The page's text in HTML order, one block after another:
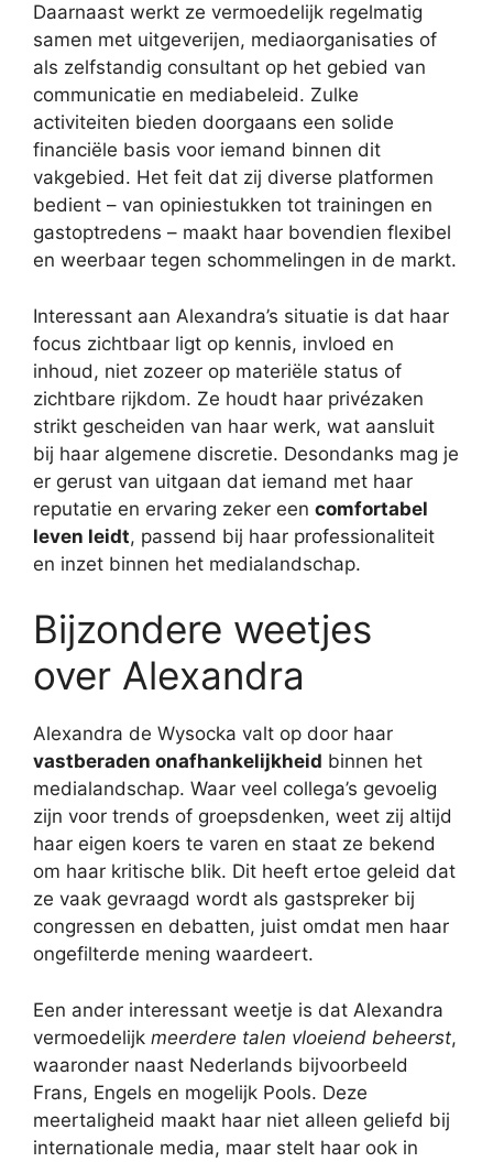
Daarnaast werkt ze vermoedelijk regelmatig
samen met uitgeverijen, mediaorganisaties of
als zelfstandig consultant op het gebied van
communicatie en mediabeleid. Zulke
activiteiten bieden doorgaans een solide
financiële basis voor iemand binnen dit
vakgebied. Het feit dat zij diverse platformen
bedient – van opiniestukken tot trainingen en
gastoptredens – maakt haar bovendien flexibel
en weerbaar tegen schommelingen in de markt.
Interessant aan Alexandra’s situatie is dat haar
focus zichtbaar ligt op kennis, invloed en
inhoud, niet zozeer op materiële status of
zichtbare rijkdom. Ze houdt haar privézaken
strikt gescheiden van haar werk, wat aansluit
bij haar algemene discretie. Desondanks mag je
er gerust van uitgaan dat iemand met haar
reputatie en ervaring zeker een comfortabel
leven leidt, passend bij haar professionaliteit
en inzet binnen het medialandschap.
Bijzondere weetjes
over Alexandra
Alexandra de Wysocka valt op door haar
vastberaden onafhankelijkheid binnen het
medialandschap. Waar veel collega’s gevoelig
zijn voor trends of groepsdenken, weet zij altijd
haar eigen koers te varen en staat ze bekend
om haar kritische blik. Dit heeft ertoe geleid dat
ze vaak gevraagd wordt als gastspreker bij
congressen en debatten, juist omdat men haar
ongefilterde mening waardeert.
Een ander interessant weetje is dat Alexandra
vermoedelijk meerdere talen vloeiend beheerst,
waaronder naast Nederlands bijvoorbeeld
Frans, Engels en mogelijk Pools. Deze
meertaligheid maakt haar niet alleen geliefd bij
internationale media, maar stelt haar ook in